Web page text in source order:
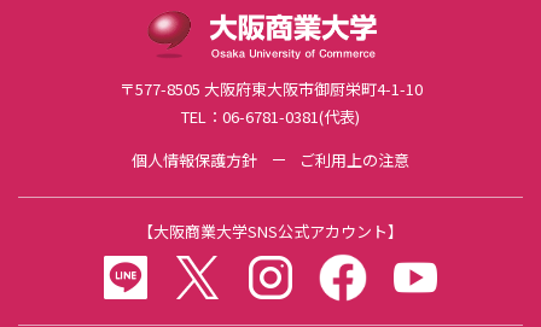
奨学金・授業料減免制度
入学検定料減免制度
宿泊割引サービス
地方試験会場
2027年度入学試験要項
障がい学生支援
入学検定料の返還
〒577-8505 大阪府東大阪市御厨栄町4-1-10
TEL：06-6781-0381(代表)
個人情報保護方針
ご利用上の注意
【 大阪商業大学SNS公式アカウント】
LINE
twitter instagram facebook